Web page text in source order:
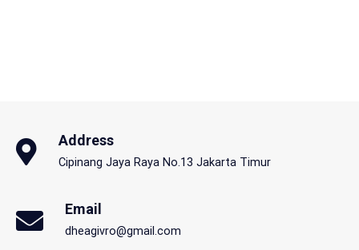
Address
Cipinang Jaya Raya No.13 Jakarta Timur
Email
dheagivro@gmail.com